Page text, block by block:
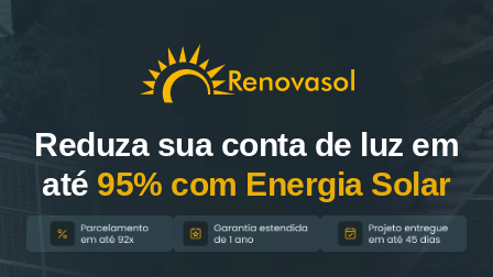
Reduza sua conta de luz em
até 95% com Energia Solar